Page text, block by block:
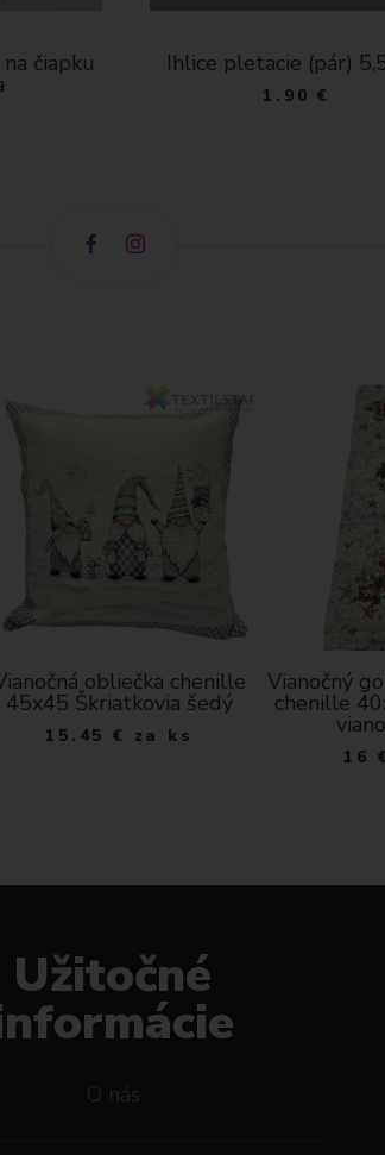
čiapku Ihlice pletacie (pár)
1.90 €
obliečka chenille
45x45 Škriatkovia šedý
15.45 € za ks
Vianočný
chenille
16 €
Užitočné
O nás